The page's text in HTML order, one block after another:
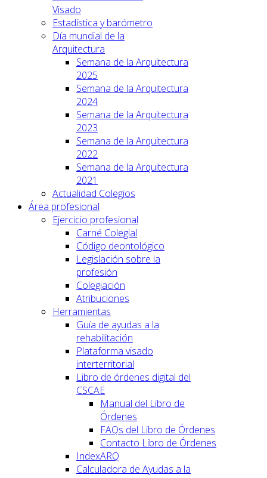
Visado
Estadística y barómetro
Día mundial de la
Arquitectura
Semana de la Arquitectura
2025
Semana de la Arquitectura
2024
Semana de la Arquitectura
2023
Semana de la Arquitectura
2022
Semana de la Arquitectura
2021
Actualidad Colegios
Área profesional
Ejercicio profesional
Carné Colegial
Código deontológico
Legislación sobre la
profesión
Colegiación
Atribuciones
Herramientas
Guía de ayudas a la
rehabilitación
Plataforma visado
interterritorial
Libro de órdenes digital del
CSCAE
Manual del Libro de
Órdenes
FAQs del Libro de Órdenes
Contacto Libro de Órdenes
IndexARQ
Calculadora de Ayudas a la